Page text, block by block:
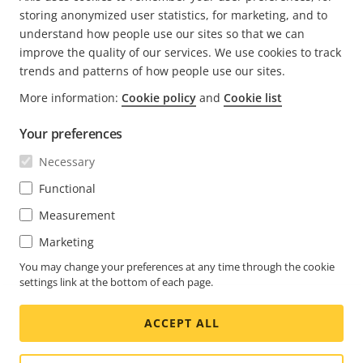
FOOTER
KONTAKT
Kontakta oss
Upplevelsecentrum
NYHETSARTIKLAR
Kundcase
Life at Axis
Engineering at Axis
PRENUMERERA
Prenumerera på nyhetsbrev
Prenumerera på Axis säkerhetsaviseringar per e-post
SWEDEN / SVENSKA NEWSROOM
Social
Media
Menu
Facebook
Linkedin
Youtube
X
(Twitter)
Instagram
storing anonymized user statistics, for marketing, and to
understand how people use our sites so that we can
improve the quality of our services. We use cookies to track
trends and patterns of how people use our sites.
More information: Cookie policy and Cookie list
Your preferences
Necessary
Functional
Measurement
Marketing
You may change your preferences at any time through the cookie
settings link at the bottom of each page.
ACCEPT ALL